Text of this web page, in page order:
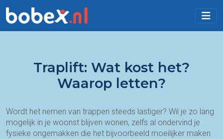
Traplift: Wat kost het?
Waarop letten?
Wordt het nemen van trappen steeds lastiger? Wil je zo lang
mogelijk in je woonst blijven wonen, zelfs al ondervind je
fysieke ongemakken die het bijvoorbeeld moeilijker maken